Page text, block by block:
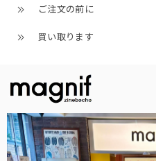
ご注文の前に
買い取ります